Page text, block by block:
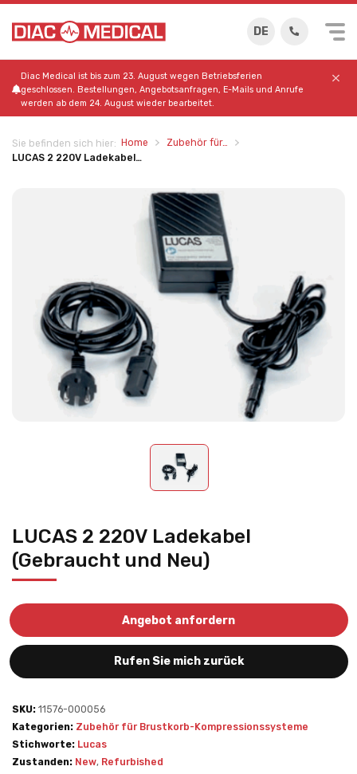
DE
Diac Medical ist bis zum 23. August wegen Betriebsferien
geschlossen. Bestellungen, Angebotsanfragen, E-Mails und Anrufe
werden ab dem 24. August wieder bearbeitet.
Sie befinden sich hier: Home
Zubehör für…
LUCAS 2 220V Ladekabel…
LUCAS 2 220V Ladekabel
(Gebraucht und Neu)
Angebot anfordern
Rufen Sie mich zurück
SKU: 11576-000056
Kategorien: Zubehör für Brustkorb-Kompressionssysteme
Stichworte: Lucas
Zustanden: New, Refurbished